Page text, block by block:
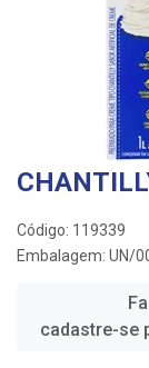
Código: 119339
Embalagem: UN/
cadastre-se